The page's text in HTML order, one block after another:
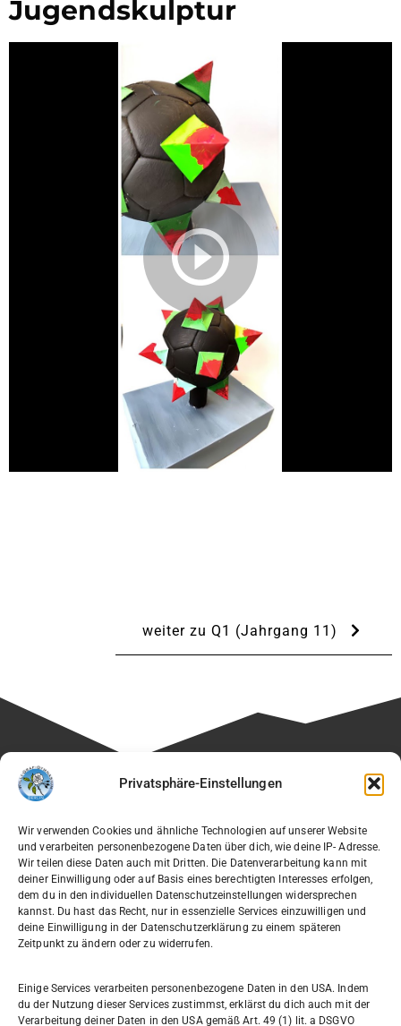
Privatsphäre-Einstellungen
Wir verwenden Cookies und ähnliche Technologien auf unserer Website
und verarbeiten personenbezogene Daten über dich, wie deine IP- Adresse.
Wir teilen diese Daten auch mit Dritten. Die Datenverarbeitung kann mit
deiner Einwilligung oder auf Basis eines berechtigten Interesses erfolgen,
dem du in den individuellen Datenschutzeinstellungen widersprechen
kannst. Du hast das Recht, nur in essenzielle Services einzuwilligen und
deine Einwilligung in der Datenschutzerklärung zu einem späteren
Zeitpunkt zu ändern oder zu widerrufen.
Einige Services verarbeiten personenbezogene Daten in den USA. Indem
du der Nutzung dieser Services zustimmst, erklärst du dich auch mit der
Verarbeitung deiner Daten in den USA gemäß Art. 49 (1) lit. a DSGVO
Jugendskulptur
weiter zu Q1 (Jahrgang 11)
Besuchen Sie auch die Seite unseres Fördervereins:
Willi-Graf-Gymnasium
Ostpreußendamm 166
12207 Berlin
030 7729004
030772057999